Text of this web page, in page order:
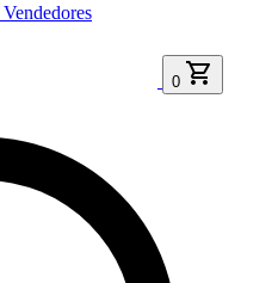
Vendedores
0